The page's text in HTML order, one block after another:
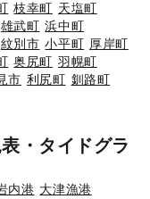
枝幸町 天塩町
雄武町 浜中町
紋別市 小平町 厚岸町
奥尻町 羽幌町
市 利尻町 釧路町
・タイドグラ
内港 大津漁港